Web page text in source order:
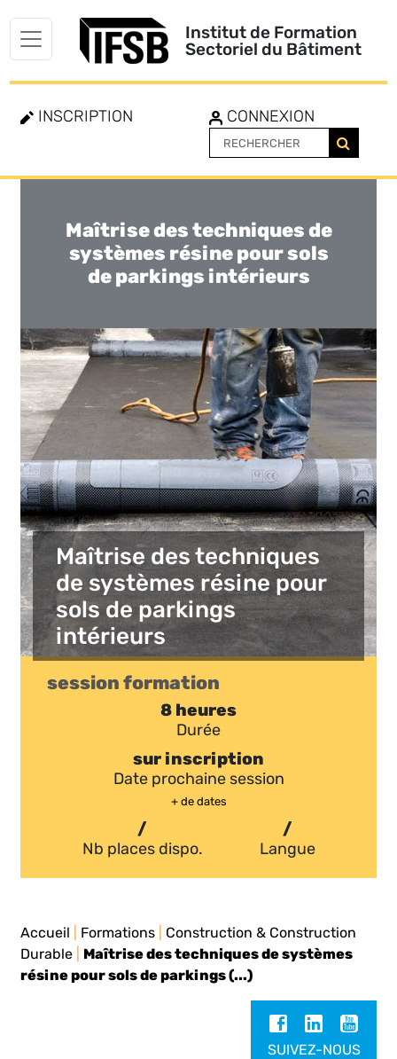
Institut de Formation
Sectoriel du Bâtiment
INSCRIPTION CONNEXION
Toggle
navigation
Maîtrise des techniques de
systèmes résine pour sols
de parkings intérieurs
Maîtrise des techniques
de systèmes résine pour
sols de parkings
intérieurs
session formation
8 heures
Durée
sur inscription
Date prochaine session
+ de dates
/
Nb places dispo.
/
Langue
Accueil Formations
Construction & Construction
Durable
Maîtrise des techniques de systèmes
résine pour sols de parkings (...)
SUIVEZ-NOUS